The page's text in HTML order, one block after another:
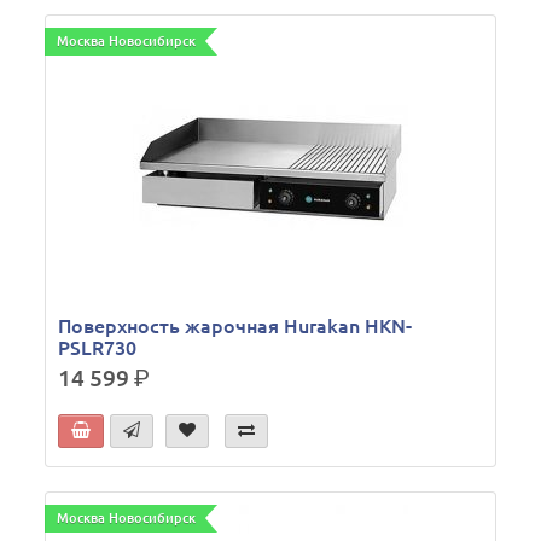
Москва Новосибирск
Поверхность жарочная Hurakan HKN-
PSLR730
14 599р.
Москва Новосибирск